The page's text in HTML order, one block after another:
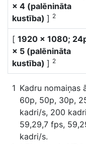
× 4 (palēnināta
kustība) ] 2
[ 1920 × 1080;
× 5 (palēnināta
kustība) ] 2
Kadru nomaiņas
60p, 50p, 30p,
kadri/s, 200
59,29,7 fps,
kadri/s.